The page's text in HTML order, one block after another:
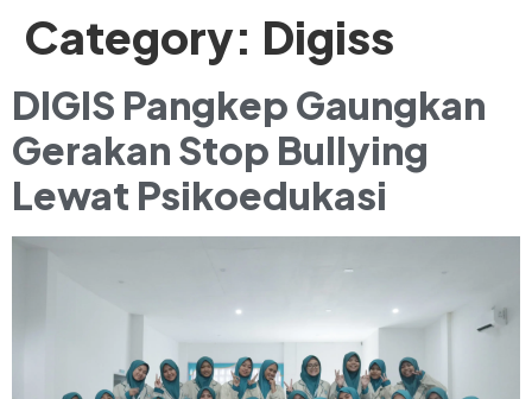
Category: Digiss
DIGIS Pangkep Gaungkan
Gerakan Stop Bullying
Lewat Psikoedukasi